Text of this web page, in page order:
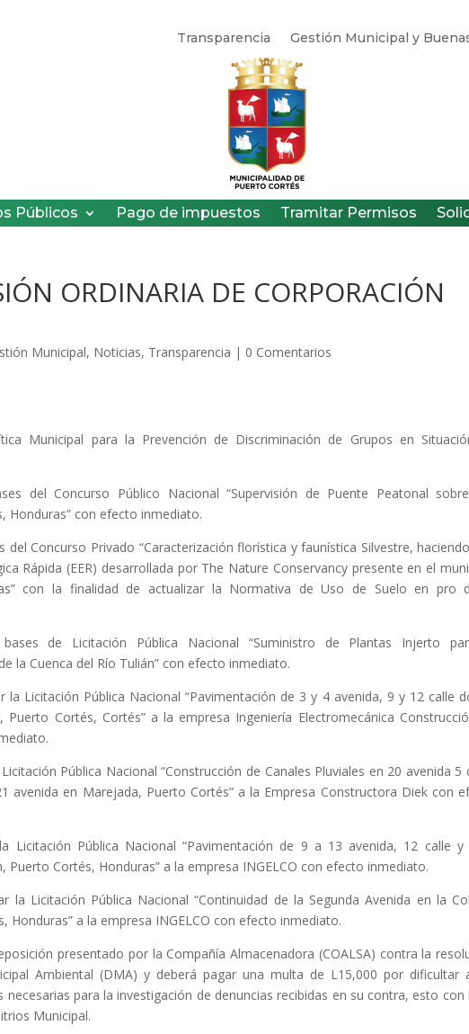
Transparencia Gestión Municipal y
Públicos Pago de impuestos Tramitar Permisos
ORDINARIA DE CORPORACIÓN
Municipal, Noticias, Transparencia | 0 Comentarios
Municipal para la Prevención de Discriminación de Grupos en
del Concurso Público Nacional “Supervisión de Puente Peatonal
Honduras” con efecto inmediato.
del Concurso Privado “Caracterización florística y faunística Silvestre,
Rápida (EER) desarrollada por The Nature Conservancy presente en el
con la finalidad de actualizar la Normativa de Uso de Suelo en pro
de Licitación Pública Nacional “Suministro de Plantas Injerto
la Cuenca del Río Tulián” con efecto inmediato.
la Licitación Pública Nacional “Pavimentación de 3 y 4 avenida, 9 y 12 calle
Cortés, Cortés” a la empresa Ingeniería Electromecánica
Pública Nacional “Construcción de Canales Pluviales en 20 avenida 5
avenida en Marejada, Puerto Cortés” a la Empresa Constructora Diek con
Licitación Pública Nacional “Pavimentación de 9 a 13 avenida, 12 calle y
Puerto Cortés, Honduras” a la empresa INGELCO con efecto inmediato.
la Licitación Pública Nacional “Continuidad de la Segunda Avenida en la
Honduras” a la empresa INGELCO con efecto inmediato.
presentado por la Compañía Almacenadora (COALSA) contra la
Ambiental (DMA) y deberá pagar una multa de L15,000 por dificultar
necesarias para la investigación de denuncias recibidas en su contra, esto con
Municipal.